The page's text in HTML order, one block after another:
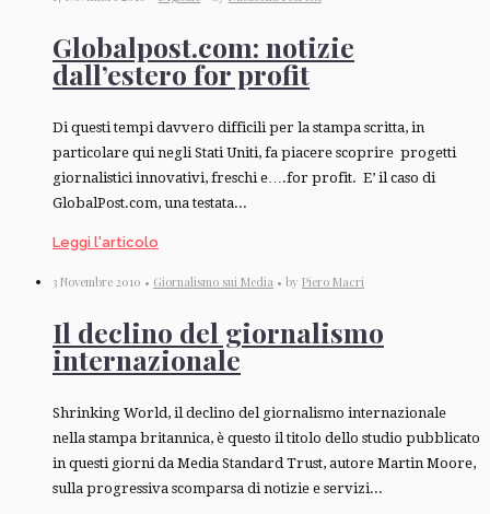
Globalpost.com: notizie
dall’estero for profit
Di questi tempi davvero difficili per la stampa scritta, in
particolare qui negli Stati Uniti, fa piacere scoprire progetti
giornalistici innovativi, freschi e….for profit. E’ il caso di
GlobalPost.com, una testata...
Leggi l'articolo
3 Novembre 2010 • Giornalismo sui Media • by Piero Macri
Il declino del giornalismo
internazionale
Shrinking World, il declino del giornalismo internazionale
nella stampa britannica, è questo il titolo dello studio pubblicato
in questi giorni da Media Standard Trust, autore Martin Moore,
sulla progressiva scomparsa di notizie e servizi...